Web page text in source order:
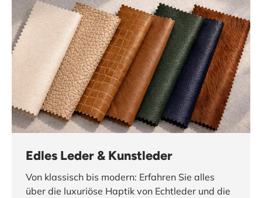
Edles Leder & Kunstleder
Von klassisch bis modern: Erfahren Sie alles
über die luxuriöse Haptik von Echtleder und die